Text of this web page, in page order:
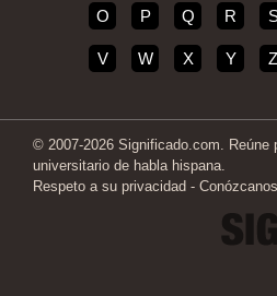
O P Q R
V W X Y Z
© 2007-2026 Significado.com. Reúne
universitario de habla hispana.
Respeto a su privacidad - Conózcanos